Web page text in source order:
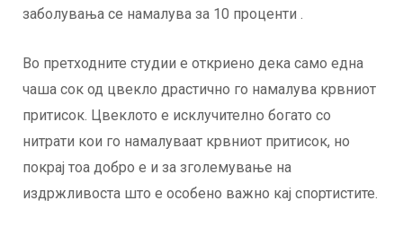
заболувања се намалува за 10 проценти .
Во претходните студии е откриено дека само една
чаша сок од цвекло драстично го намалува крвниот
притисок. Цвеклото е исклучително богато со
нитрати кои го намалуваат крвниот притисок, но
покрај тоа добро е и за зголемување на
издржливоста што е особено важно кај спортистите.